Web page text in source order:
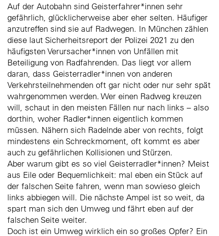
Auf der Autobahn sind Geisterfahrer*innen sehr
gefährlich, glücklicherweise aber eher selten. Häufiger
anzutreffen sind sie auf Radwegen. In München zählen
diese laut Sicherheitsreport der Polizei 2021 zu den
häufigsten Verursacher*innen von Unfällen mit
Beteiligung von Radfahrenden. Das liegt vor allem
daran, dass Geisterradler*innen von anderen
Verkehrsteilnehmenden oft gar nicht oder nur sehr spät
wahrgenommen werden. Wer einen Radweg kreuzen
will, schaut in den meisten Fällen nur nach links – also
dorthin, woher Radler*innen eigentlich kommen
müssen. Nähern sich Radelnde aber von rechts, folgt
mindestens ein Schreckmoment, oft kommt es aber
auch zu gefährlichen Kollisionen und Stürzen.
Aber warum gibt es so viel Geisterradler*innen? Meist
aus Eile oder Bequemlichkeit: mal eben ein Stück auf
der falschen Seite fahren, wenn man sowieso gleich
links abbiegen will. Die nächste Ampel ist so weit, da
spart man sich den Umweg und fährt eben auf der
falschen Seite weiter.
Doch ist ein Umweg wirklich ein so großes Opfer? Ein